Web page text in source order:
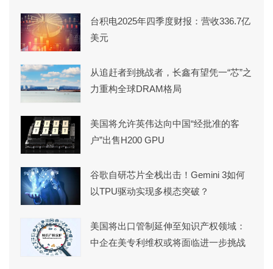
台积电2025年四季度财报：营收336.7亿
美元
从追赶者到挑战者，长鑫有望凭一“芯”之
力重构全球DRAM格局
美国将允许英伟达向中国“经批准的客
户”出售H200 GPU
谷歌自研芯片全栈出击！Gemini 3如何
以TPU驱动实现多模态突破？
美国将出口管制延伸至知识产权领域：
中企在美专利维权或将面临进一步挑战